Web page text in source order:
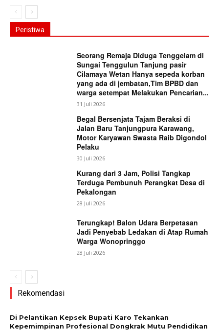
Peristiwa
Seorang Remaja Diduga Tenggelam di
Sungai Tenggulun Tanjung pasir
Cilamaya Wetan Hanya sepeda korban
yang ada di jembatan,Tim BPBD dan
warga setempat Melakukan Pencarian...
31 Juli 2026
Begal Bersenjata Tajam Beraksi di
Jalan Baru Tanjungpura Karawang,
Motor Karyawan Swasta Raib Digondol
Pelaku
30 Juli 2026
Kurang dari 3 Jam, Polisi Tangkap
Terduga Pembunuh Perangkat Desa di
Pekalongan
28 Juli 2026
Terungkap! Balon Udara Berpetasan
Jadi Penyebab Ledakan di Atap Rumah
Warga Wonopringgo
28 Juli 2026
Rekomendasi
Di Pelantikan Kepsek Bupati Karo Tekankan
Kepemimpinan Profesional Dongkrak Mutu Pendidikan